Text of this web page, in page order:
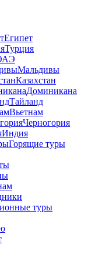
Египет
Турция
Мальдивы
Казахстан
Доминикана
Тайланд
Вьетнам
Черногория
Индия
Горящие туры
туры